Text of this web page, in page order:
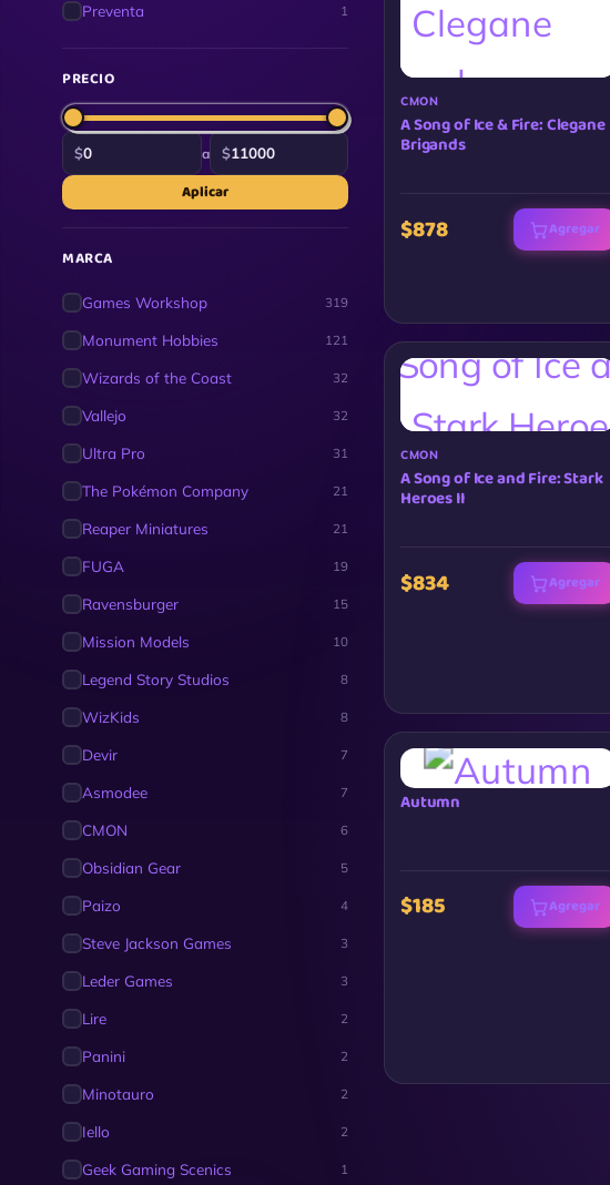
Preventa 1
PRECIO
$ a $
Aplicar
MARCA
Games Workshop 319
Monument Hobbies 121
Wizards of the Coast 32
Vallejo 32
Ultra Pro 31
The Pokémon Company 21
Reaper Miniatures 21
FUGA 19
Ravensburger 15
Mission Models 10
Legend Story Studios 8
WizKids 8
Devir 7
Asmodee 7
CMON 6
Obsidian Gear 5
Paizo 4
Steve Jackson Games 3
Leder Games 3
Lire 2
Panini 2
Minotauro 2
Iello 2
Geek Gaming Scenics 1
CMON
A Song of Ice & Fire: Clegane
Brigands
$878 Agregar
CMON
A Song of Ice and Fire: Stark
Heroes II
$834 Agregar
Autumn
$185 Agregar